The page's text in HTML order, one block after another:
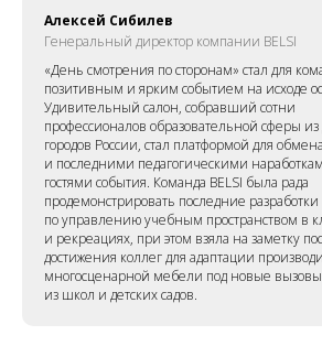
Алексей Сибилев
Генеральный директор компании BELSI
«День смотрения по сторонам» стал для
позитивным и ярким событием на исходе
Удивительный салон, собравший сотни
профессионалов образовательной сферы из
городов России, стал платформой для
и последними педагогическими
гостями события. Команда BELSI была рада
продемонстрировать последние разработки
по управлению учебным пространством в
и рекреациях, при этом взяла на заметку
достижения коллег для адаптации
многосценарной мебели под новые вызовы
из школ и детских садов.